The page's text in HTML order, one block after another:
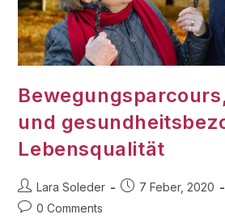
und
Lebensqualität
Lara Soleder 7 Feber, 2020
0 Comments